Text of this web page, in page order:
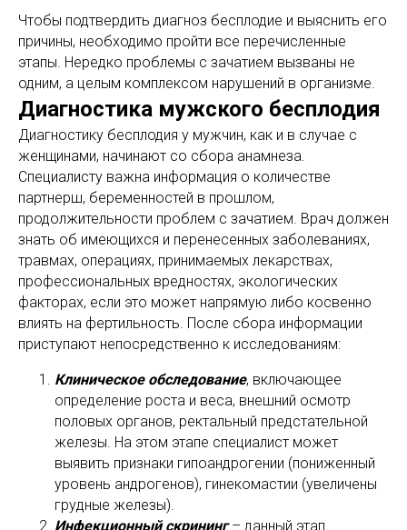
Чтобы подтвердить диагноз бесплодие и выяснить его
причины, необходимо пройти все перечисленные
этапы. Нередко проблемы с зачатием вызваны не
одним, а целым комплексом нарушений в организме.
Диагностика мужского бесплодия
Диагностику бесплодия у мужчин, как и в случае с
женщинами, начинают со сбора анамнеза.
Специалисту важна информация о количестве
партнерш, беременностей в прошлом,
продолжительности проблем с зачатием. Врач должен
знать об имеющихся и перенесенных заболеваниях,
травмах, операциях, принимаемых лекарствах,
профессиональных вредностях, экологических
факторах, если это может напрямую либо косвенно
влиять на фертильность. После сбора информации
приступают непосредственно к исследованиям:
Клиническое обследование, включающее
определение роста и веса, внешний осмотр
половых органов, ректальный предстательной
железы. На этом этапе специалист может
выявить признаки гипоандрогении (пониженный
уровень андрогенов), гинекомастии (увеличены
грудные железы).
Инфекционный скрининг– данный этап